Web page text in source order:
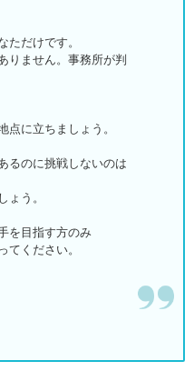
ただけです。
りません。事務所が判
点に立ちましょう。
るのに挑戦しないのは
ょう。
を目指す方のみ
てください。